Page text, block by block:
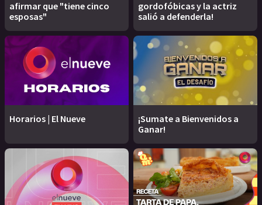
afirmar que "tiene cinco
esposas"
gordofóbicas y la actriz
salió a defenderla!
Horarios | El Nueve
¡Sumate a Bienvenidos a
Ganar!